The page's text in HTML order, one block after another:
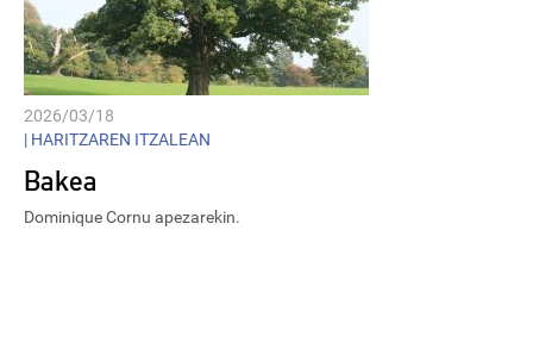
2026/03/18
| HARITZAREN ITZALEAN
Bakea
Dominique Cornu apezarekin.